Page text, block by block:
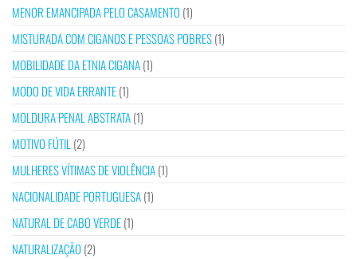
MENOR EMANCIPADA PELO CASAMENTO (1)
MISTURADA COM CIGANOS E PESSOAS POBRES(1)
MOBILIDADE DA ETNIA CIGANA(1)
MODO DE VIDA ERRANTE(1)
MOLDURA PENAL ABSTRATA(1)
MOTIVO FÚTIL (2)
MULHERES VÍTIMAS DE VIOLÊNCIA(1)
NACIONALIDADE PORTUGUESA(1)
NATURAL DE CABO VERDE(1)
NATURALIZAÇÃO (2)